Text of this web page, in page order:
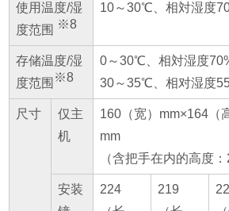
使用温度/湿
度范围 ※8
10～30℃、相対湿度
存储温度/湿
度范围 ※8
0～30℃、相対湿度
30～35℃、相对湿度
尺寸
仅主
机
160（宽）mm×164（
mm
（含把手在内的高度：
安装
224
219